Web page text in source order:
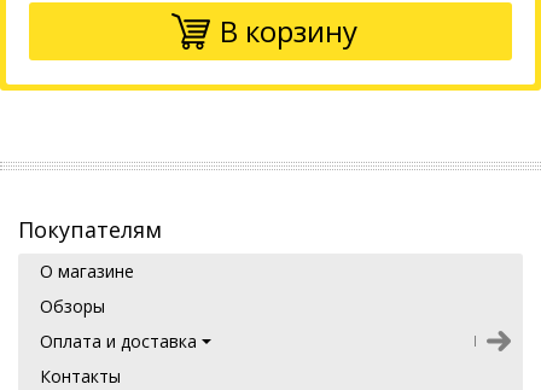
В корзину
Покупателям
О магазине
Обзоры
Оплата и доставка
Контакты